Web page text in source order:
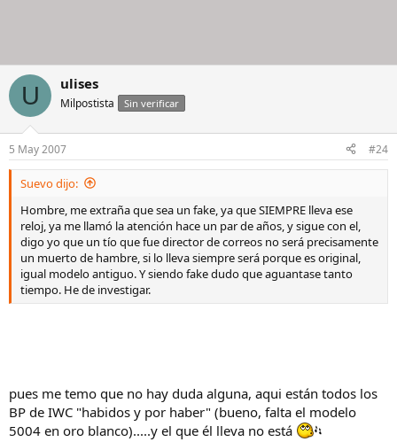
U ulises
Milpostista Sin verificar
5 May 2007 #24
Suevo dijo:
Hombre, me extraña que sea un fake, ya que SIEMPRE lleva ese
reloj, ya me llamó la atención hace un par de años, y sigue con el,
digo yo que un tío que fue director de correos no será precisamente
un muerto de hambre, si lo lleva siempre será porque es original,
igual modelo antiguo. Y siendo fake dudo que aguantase tanto
tiempo. He de investigar.
pues me temo que no hay duda alguna, aqui están todos los
BP de IWC "habidos y por haber" (bueno, falta el modelo
5004 en oro blanco).....y el que él lleva no está